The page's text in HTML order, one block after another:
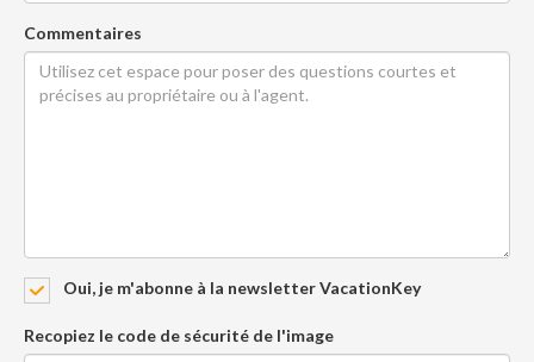
Commentaires
Oui, je m'abonne à la newsletter VacationKey
Recopiez le code de sécurité de l'image